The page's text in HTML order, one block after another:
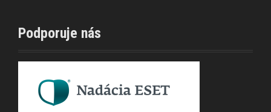
Podporuje nás